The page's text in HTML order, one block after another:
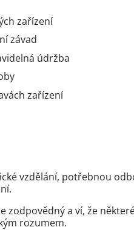
zařízení
závad
údržba
zařízení
vzdělání, potřebnou
zodpovědný a ví, že
rozumem.